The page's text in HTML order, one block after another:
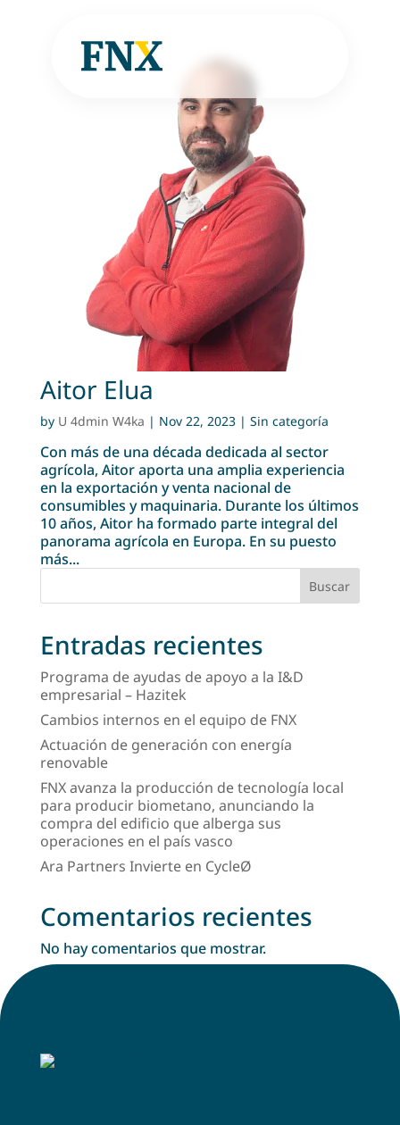
Aitor Elua
by U 4dmin W4ka | Nov 22, 2023| Sin categoría
Con más de una década dedicada al sector
agrícola, Aitor aporta una amplia experiencia
en la exportación y venta nacional de
consumibles y maquinaria. Durante los últimos
10 años, Aitor ha formado parte integral del
panorama agrícola en Europa. En su puesto
más...
Buscar
Entradas recientes
Programa de ayudas de apoyo a la I&D
empresarial – Hazitek
Cambios internos en el equipo de FNX
Actuación de generación con energía
renovable
FNX avanza la producción de tecnología local
para producir biometano, anunciando la
compra del edificio que alberga sus
operaciones en el país vasco
Ara Partners Invierte en CycleØ
Comentarios recientes
No hay comentarios que mostrar.